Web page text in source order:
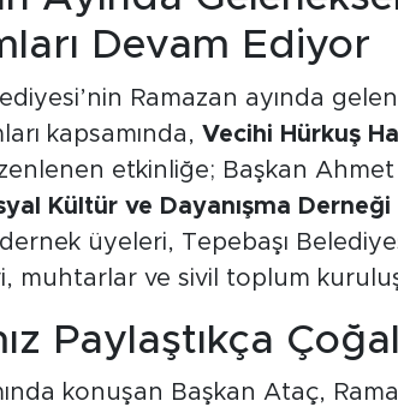
Devam Ediyor
Ramazan ayında
kapsamında, Vecihi Hürkuş
etkinliğe; Başkan Ahmet
Kültür ve Dayanışma Derneği
üyeleri, Tepebaşı
muhtarlar ve sivil toplum
Paylaştıkça
konuşan Başkan Ataç,